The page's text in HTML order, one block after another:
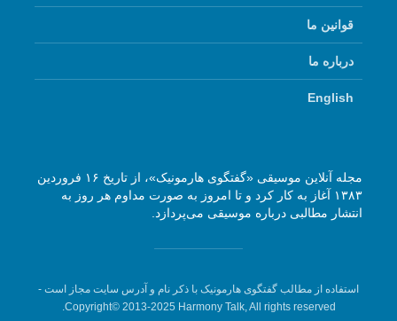
قوانین ما
درباره ما
English
مجله آنلاین موسیقی «گفتگوی هارمونیک»، از تاریخ ۱۶ فروردین
۱۳۸۳ آغاز به کار کرد و تا امروز به صورت مداوم هر روز به
انتشار مطالبی درباره موسیقی می‌پردازد.
استفاده از مطالب گفتگوی هارمونیک با ذکر نام و آدرس سایت مجاز است -
Copyright© 2013-2025 Harmony Talk, All rights reserved.